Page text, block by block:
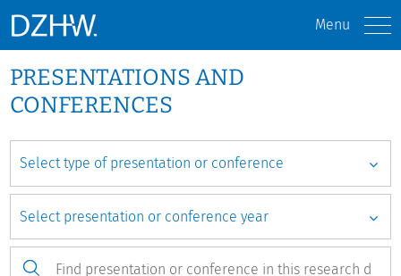
Menu
PRESENTATIONS AND
CONFERENCES